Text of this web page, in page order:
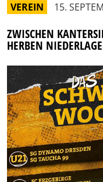
VEREIN 15.
ZWISCHEN
HERBEN